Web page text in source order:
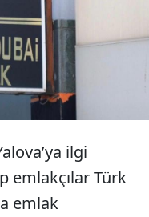
Yalova'ya akın
yanı sıra il merkezi
gösteriyor.
ilgi
emlakçılar Türk
emlak